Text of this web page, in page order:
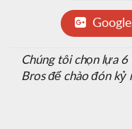
Google
Chúng tôi chọn lựa
Bros để chào đón kỷ